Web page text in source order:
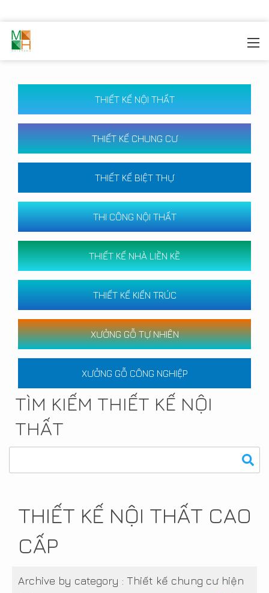
THIẾT KẾ NỘI THẤT
THIẾT KẾ CHUNG CƯ
THIẾT KẾ BIỆT THỰ
THI CÔNG NỘI THẤT
THIẾT KẾ NHÀ LIỀN KỀ
THIẾT KẾ KIẾN TRÚC
XƯỞNG GỖ TỰ NHIÊN
XƯỞNG GỖ CÔNG NGHIỆP
TÌM KIẾM THIẾT KẾ NỘI
THẤT
THIẾT KẾ NỘI THẤT CAO
CẤP
Archive by category : Thiết kế chung cư hiện